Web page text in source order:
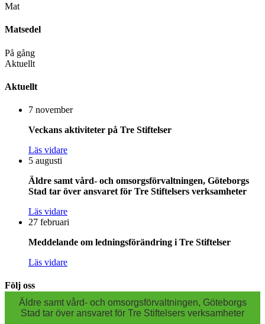
Mat
Matsedel
På gång
Aktuellt
Aktuellt
7 november
Veckans aktiviteter på Tre Stiftelser
Läs vidare
5 augusti
Äldre samt vård- och omsorgsförvaltningen, Göteborgs
Stad tar över ansvaret för Tre Stiftelsers verksamheter
Läs vidare
27 februari
Meddelande om ledningsförändring i Tre Stiftelser
Läs vidare
Följ oss
Äldre samt vård- och omsorgsförvaltningen, Göteborgs
Stad tar över ansvaret för Tre Stiftelsers verksamheter